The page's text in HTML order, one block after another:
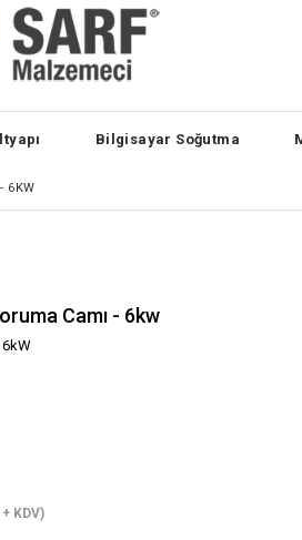
Bilgisayar Soğutma
6KW
Camı - 6kw
6kW
KDV)